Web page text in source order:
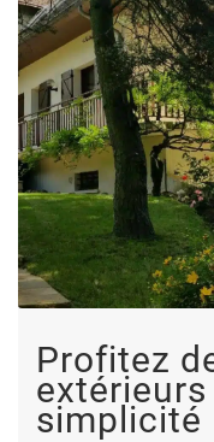
Profitez
simplicité